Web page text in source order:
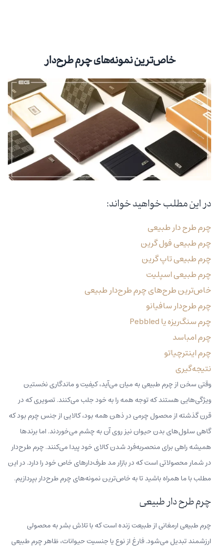
خاص‌ترین نمونه‌های چرم طرح‌‌‌دار
در این مطلب خواهید خواند:
چرم طرح‌ دار طبیعی
چرم طبیعی فول گرین
چرم طبیعی تاپ گرین
چرم طبیعی اسپلیت
خاص‌ترین طرح‌های چرم طرح‌دار طبیعی
چرم طرح‌دار سافیانو
چرم سنگ‌ریزه یا Pebbled
چرم امباسد
چرم اینترچیاتو
نتیجه‌گیری
وقتی سخن از چرم طبیعی به میان می‌آید، کیفیت و ماندگاری نخستین
ویژگی‌هایی هستند که توجه همه را به خود جلب می‌کنند. تصویری که در
قرن گذشته از محصول چرمی در ذهن همه بود، کالایی از جنس چرم بود که
گاهی سلول‌های بدن حیوان نیز روی آن به چشم می‌خوردند. اما برندها
همیشه راهی برای منحصربه‌فرد شدن کالای خود پیدا می‌کنند. چرم طرح‌دار
در شمار محصولاتی است که در بازار مد طرف‌دارهای خاص خود را دارد. در این
مطلب با ما همراه باشید تا به خاص‌ترین نمونه‌های چرم طرح‌دار بپردازیم.
چرم طرح‌ دار طبیعی
چرم طبیعی ارمغانی از طبیعت زنده است که با تلاش بشر به محصولی
ارزشمند تبدیل می‌شود. فارغ از نوع یا جنسیت حیوانات، ظاهر چرم طبیعی